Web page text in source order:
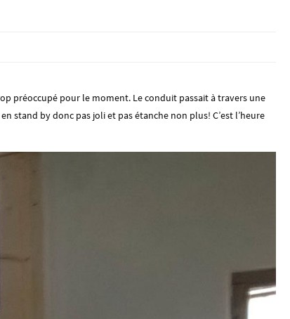
préoccupé pour le moment. Le conduit passait à travers une
stand by donc pas joli et pas étanche non plus! C’est l’heure